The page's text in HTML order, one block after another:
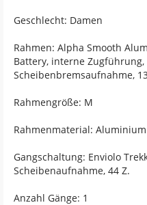
Geschlecht: Damen
Rahmen: Alpha Smooth
Battery, interne
Scheibenbremsaufnahme,
Rahmengröße: M
Rahmenmaterial: Aluminium
Gangschaltung: Enviolo
Scheibenaufnahme, 44 Z.
Anzahl Gänge: 1